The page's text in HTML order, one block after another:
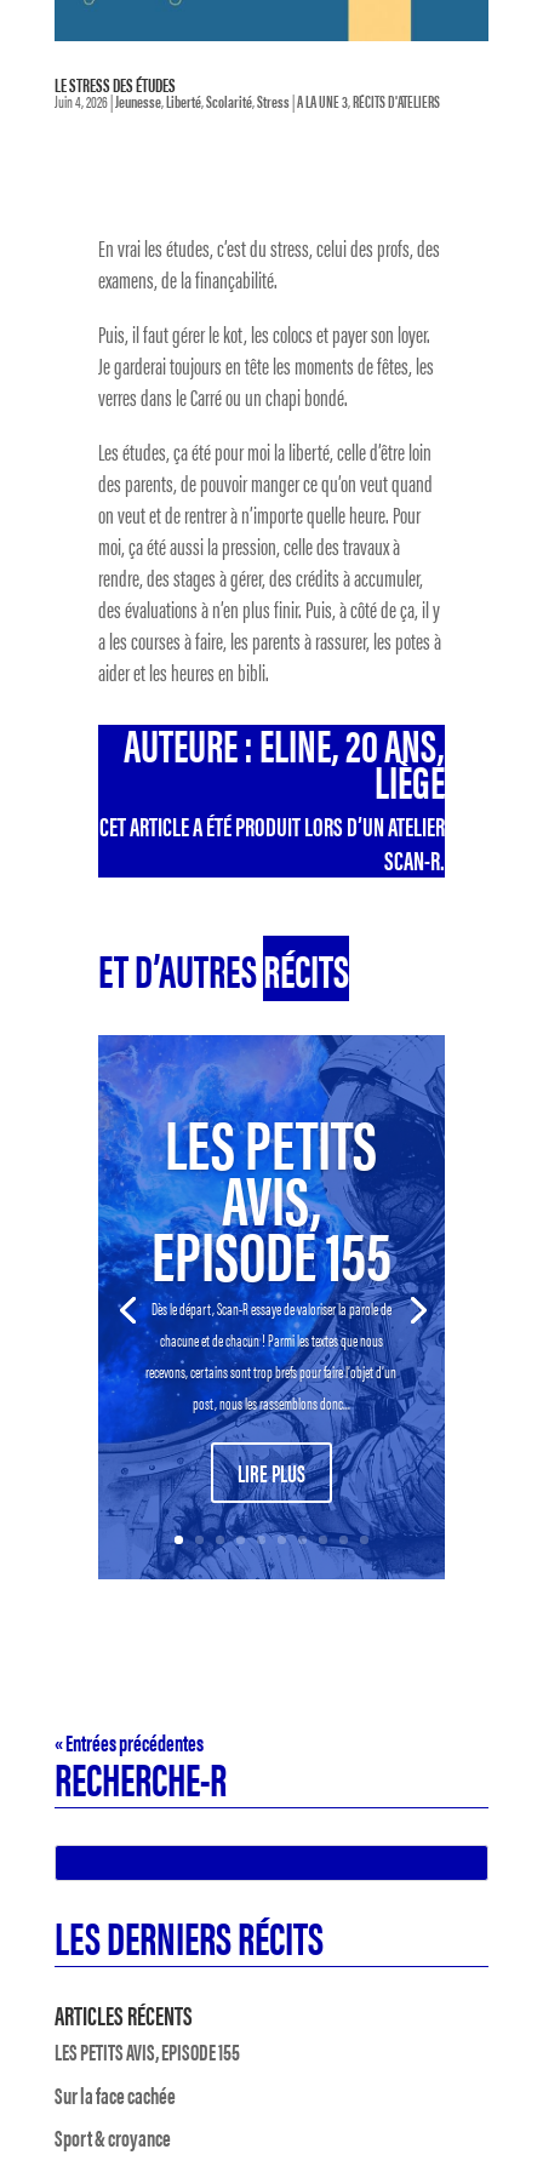
LE STRESS DES ÉTUDES
Juin 4, 2026|Jeunesse,Liberté,Scolarité,Stress|A LA UNE 3,RÉCITS D'ATELIERS
En vrai les études, c’est du stress, celui des profs, des
examens, de la finançabilité.
Puis, il faut gérer le kot, les colocs et payer son loyer.
Je garderai toujours en tête les moments de fêtes, les
verres dans le Carré ou un chapi bondé.
Les études, ça été pour moi la liberté, celle d’être loin
des parents, de pouvoir manger ce qu’on veut quand
on veut et de rentrer à n’importe quelle heure. Pour
moi, ça été aussi la pression, celle des travaux à
rendre, des stages à gérer, des crédits à accumuler,
des évaluations à n’en plus finir. Puis, à côté de ça, il y
a les courses à faire, les parents à rassurer, les potes à
aider et les heures en bibli.
AUTEURE : ELINE, 20 ANS,
LIÈGE
CET ARTICLE A ÉTÉ PRODUIT LORS D’UN ATELIER
SCAN-R.
ET D’AUTRESRÉCITS
LES PETITS
AVIS,
EPISODE 155
Dès le départ, Scan-R essaye de valoriser la parole de
chacune et de chacun ! Parmi les textes que nous
recevons, certains sont trop brefs pour faire l’objet d’un
post, nous les rassemblons donc...
LIRE PLUS
« Entrées précédentes
RECHERCHE-R
LES DERNIERS RÉCITS
ARTICLES RÉCENTS
LES PETITS AVIS, EPISODE 155
Sur la face cachée
Sport & croyance